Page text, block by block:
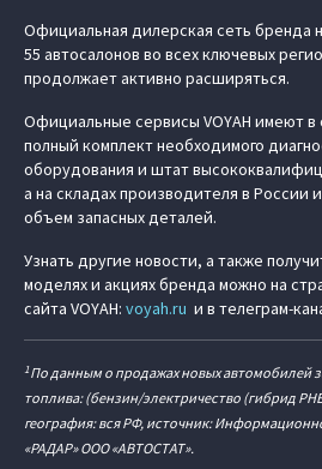
Официальная дилерская сеть бренда
55 автосалонов во всех ключевых
продолжает активно расширяться.
Официальные сервисы VOYAH имеют
полный комплект необходимого
оборудования и штат
а на складах производителя в России
объем запасных деталей.
Узнать другие новости, а также
моделях и акциях бренда можно на
сайта VOYAH: voyah.ru и в телеграм-
1По данным о продажах новых автомобилей
топлива: (бензин/электричество (гибрид
география: вся РФ, источник:
«РАДАР» ООО «АВТОСТАТ».